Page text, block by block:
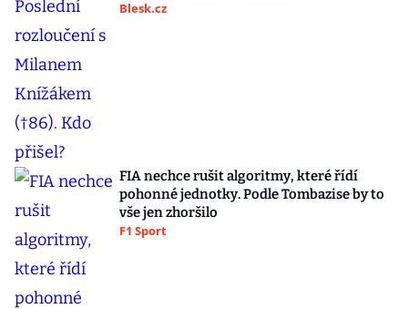
Blesk.cz
FIA nechce rušit algoritmy, které řídí
pohonné jednotky. Podle Tombazise by to
vše jen zhoršilo
F1 Sport